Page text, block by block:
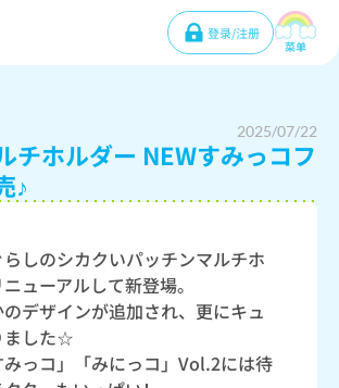
登录/注册
菜单
2025/07/22
チホルダー NEWすみっコフ
♪
しのシカクいパッチンマルチホ
ューアルして新登場。
デザインが追加され、更にキュ
ました☆
みっコ」「みにっコ」Vol.2には待